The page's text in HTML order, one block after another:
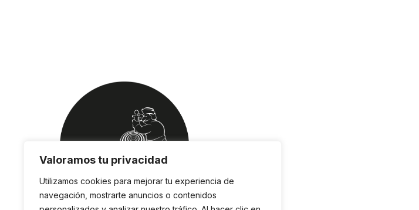
Valoramos tu privacidad
Utilizamos cookies para mejorar tu experiencia de
navegación, mostrarte anuncios o contenidos